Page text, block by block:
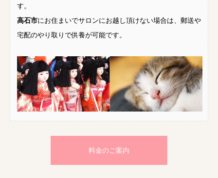
す。
高石市にお住まいでサロンにお越し頂けない場合は、郵送や
宅配のやり取りで供養が可能です。
料金のご案内